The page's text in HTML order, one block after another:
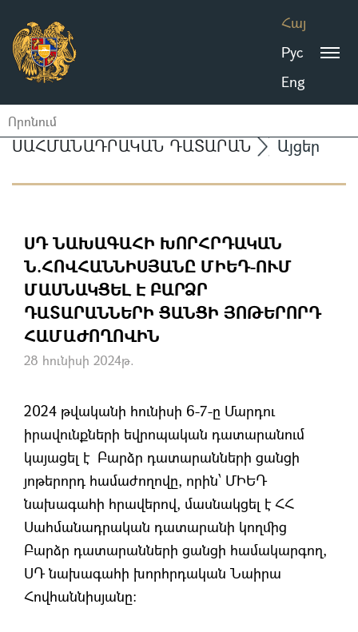
Հայ
Рус
Eng
ՍԱՀՄԱՆԱԴՐԱԿԱՆ ԴԱՏԱՐԱՆ Այցեր
ՍԴ ՆԱԽԱԳԱՀԻ ԽՈՐՀՐԴԱԿԱՆ
Ն.ՀՈՎՀԱՆՆԻՍՅԱՆԸ ՄԻԵԴ-ՈՒՄ
ՄԱՍՆԱԿՑԵԼ Է ԲԱՐՁՐ
ԴԱՏԱՐԱՆՆԵՐԻ ՑԱՆՑԻ ՅՈԹԵՐՈՐԴ
ՀԱՄԱԺՈՂՈՎԻՆ
28 հունիսի 2024թ.
2024 թվականի հունիսի 6-7-ը Մարդու
իրավունքների եվրոպական դատարանում
կայացել է Բարձր դատարանների ցանցի
յոթերորդ համաժողովը, որին՝ ՄԻԵԴ
նախագահի հրավերով, մասնակցել է ՀՀ
Սահմանադրական դատարանի կողմից
Բարձր դատարանների ցանցի համակարգող,
ՍԴ նախագահի խորհրդական Նաիրա
Հովհաննիսյանը։